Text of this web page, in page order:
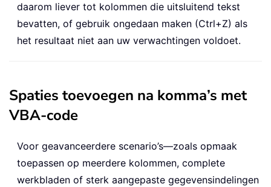
daarom liever tot kolommen die uitsluitend tekst
bevatten, of gebruik ongedaan maken (Ctrl+Z) als
het resultaat niet aan uw verwachtingen voldoet.
Spaties toevoegen na komma’s met
VBA-code
Voor geavanceerdere scenario’s—zoals opmaak
toepassen op meerdere kolommen, complete
werkbladen of sterk aangepaste gegevensindelingen